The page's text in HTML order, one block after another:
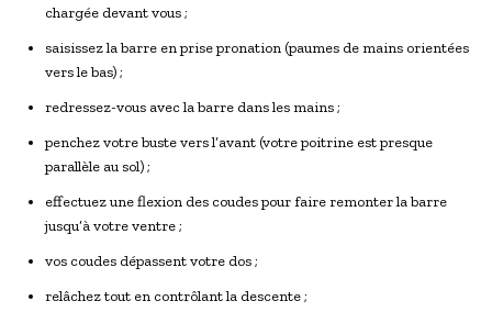
chargée devant vous ;
saisissez la barre en prise pronation (paumes de mains orientées
vers le bas) ;
redressez-vous avec la barre dans les mains ;
penchez votre buste vers l’avant (votre poitrine est presque
parallèle au sol) ;
effectuez une flexion des coudes pour faire remonter la barre
jusqu’à votre ventre ;
vos coudes dépassent votre dos ;
relâchez tout en contrôlant la descente ;